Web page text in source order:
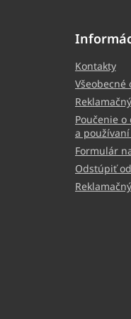
Kontakty
Poučenie
a používaní
Formulár
Odstúpiť